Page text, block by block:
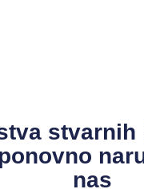
stvarnih
nas